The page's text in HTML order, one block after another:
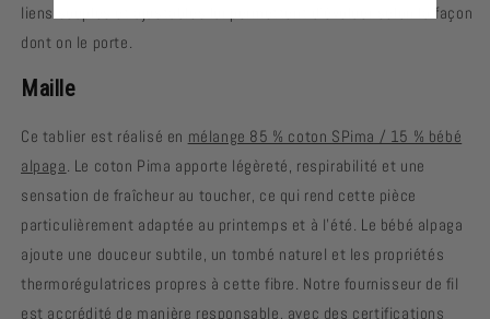
liens souples et ajustables lui permettent d'évoluer selon la façon
dont on le porte.
Maille
Ce tablier est réalisé en mélange 85 % coton SPima / 15 % bébé
alpaga . Le coton Pima apporte légèreté, respirabilité et une
sensation de fraîcheur au toucher, ce qui rend cette pièce
particulièrement adaptée au printemps et à l'été. Le bébé alpaga
ajoute une douceur subtile, un tombé naturel et les propriétés
thermorégulatrices propres à cette fibre. Notre fournisseur de fil
est accrédité de manière responsable, avec des certifications